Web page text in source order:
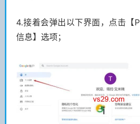
4.接着会弹出以下界面，点击【
信息】选项；